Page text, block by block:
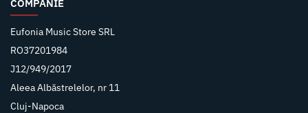
COMPANIE
Eufonia Music Store SRL
RO37201984
J12/949/2017
Aleea Albăstrelelor, nr 11
Cluj-Napoca